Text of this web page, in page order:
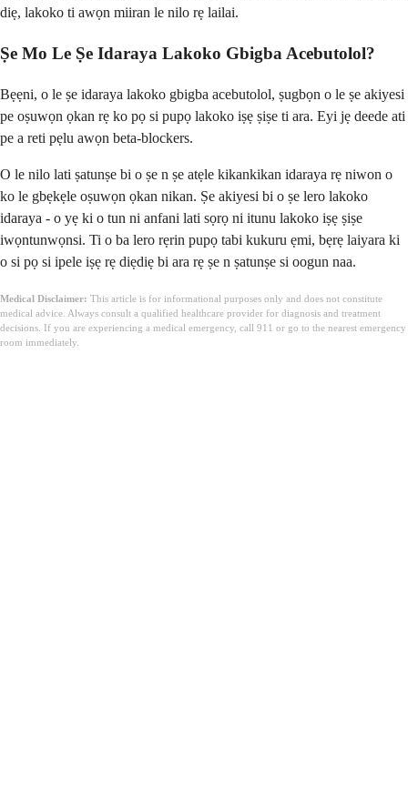
diẹ, lakoko ti awọn miiran le nilo rẹ lailai.
Ṣe Mo Le Ṣe Idaraya Lakoko Gbigba Acebutolol?
Bẹẹni, o le ṣe idaraya lakoko gbigba acebutolol, ṣugbọn o le ṣe akiyesi
pe oṣuwọn ọkan rẹ ko pọ si pupọ lakoko iṣẹ ṣiṣe ti ara. Eyi jẹ deede ati
pe a reti pẹlu awọn beta-blockers.
O le nilo lati ṣatunṣe bi o ṣe n ṣe atẹle kikankikan idaraya rẹ niwon o
ko le gbẹkẹle oṣuwọn ọkan nikan. Ṣe akiyesi bi o ṣe lero lakoko
idaraya - o yẹ ki o tun ni anfani lati sọrọ ni itunu lakoko iṣẹ ṣiṣe
iwọntunwọnsi. Ti o ba lero rẹrin pupọ tabi kukuru ẹmi, bẹrẹ laiyara ki
o si pọ si ipele iṣẹ rẹ diẹdiẹ bi ara rẹ ṣe n ṣatunṣe si oogun naa.
Medical Disclaimer: This article is for informational purposes only and does not constitute
medical advice. Always consult a qualified healthcare provider for diagnosis and treatment
decisions. If you are experiencing a medical emergency, call 911 or go to the nearest emergency
room immediately.